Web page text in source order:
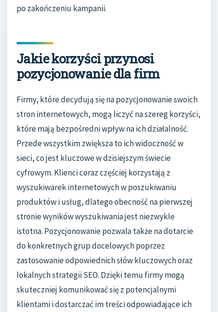
po zakończeniu kampanii.
Jakie korzyści przynosi
pozycjonowanie dla firm
Firmy, które decydują się na pozycjonowanie swoich
stron internetowych, mogą liczyć na szereg korzyści,
które mają bezpośredni wpływ na ich działalność.
Przede wszystkim zwiększa to ich widoczność w
sieci, co jest kluczowe w dzisiejszym świecie
cyfrowym. Klienci coraz częściej korzystają z
wyszukiwarek internetowych w poszukiwaniu
produktów i usług, dlatego obecność na pierwszej
stronie wyników wyszukiwania jest niezwykle
istotna. Pozycjonowanie pozwala także na dotarcie
do konkretnych grup docelowych poprzez
zastosowanie odpowiednich słów kluczowych oraz
lokalnych strategii SEO. Dzięki temu firmy mogą
skuteczniej komunikować się z potencjalnymi
klientami i dostarczać im treści odpowiadające ich